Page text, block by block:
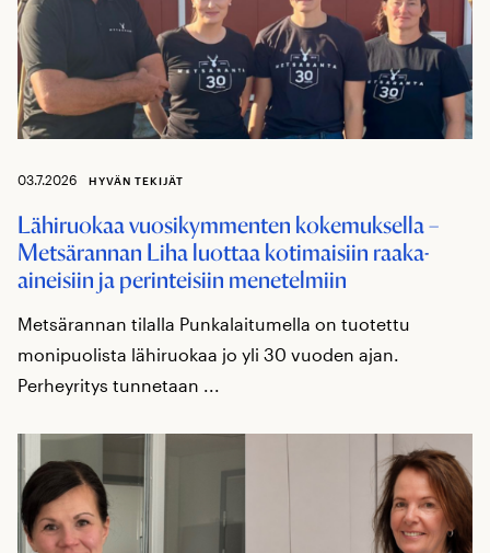
03.7.2026 HYVÄN TEKIJÄT
Lähiruokaa vuosikymmenten kokemuksella –
Metsärannan Liha luottaa kotimaisiin raaka-
aineisiin ja perinteisiin menetelmiin
Metsärannan tilalla Punkalaitumella on tuotettu
monipuolista lähiruokaa jo yli 30 vuoden ajan.
Perheyritys tunnetaan ...